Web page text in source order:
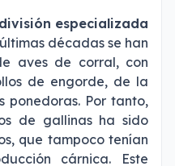
especializada
décadas se han
aves de corral, con
de engorde, de la
ponedoras. Por tanto,
de gallinas ha sido
que tampoco tenían
cárnica. Este